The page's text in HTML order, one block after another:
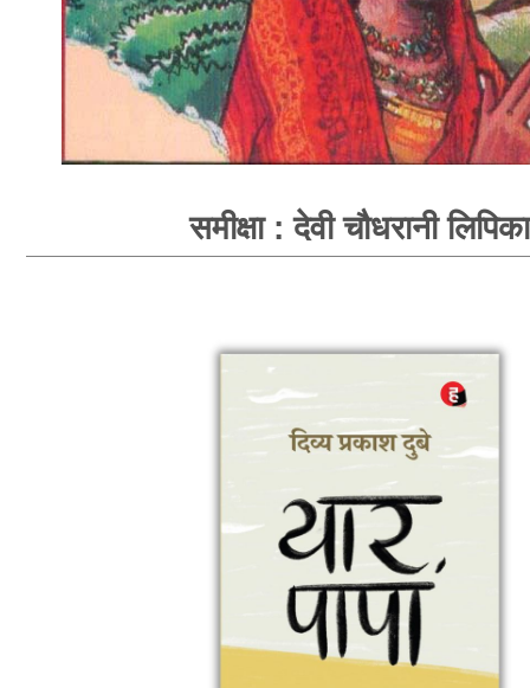
समीक्षा : देवी चौधरानी लिपिका